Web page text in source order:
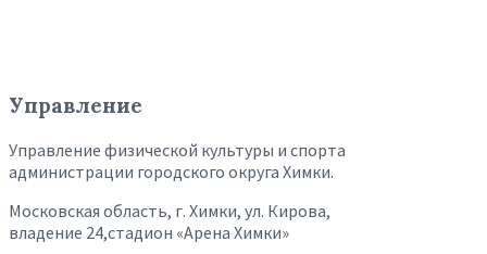
Управление
Управление физической культуры и спорта
администрации городского округа Химки.
Московская область, г. Химки, ул. Кирова,
владение 24,стадион «Арена Химки»